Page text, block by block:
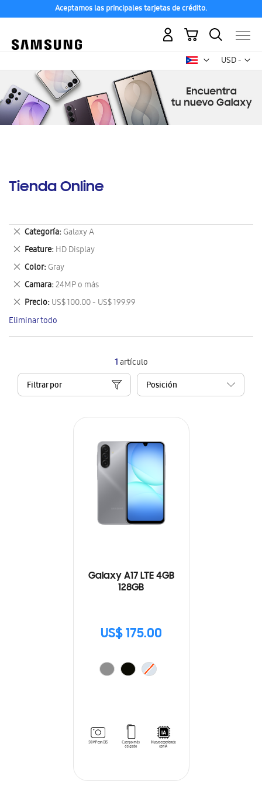
Aceptamos las principales tarjetas de crédito.
USD -
dólar
Mi carrito
Tienda Online
1artículo
Filtrar por
Galaxy A17 LTE 4GB
128GB
US$ 175.00
Categoría Galaxy A
Eliminar
este
artículo
Feature HD Display
Eliminar
este
artículo
Color Gray
Eliminar
este
artículo
Camara 24MP o más
Eliminar
este
artículo
Precio US$ 100.00 - US$ 199.99
Eliminar
este
artículo
Eliminar todo